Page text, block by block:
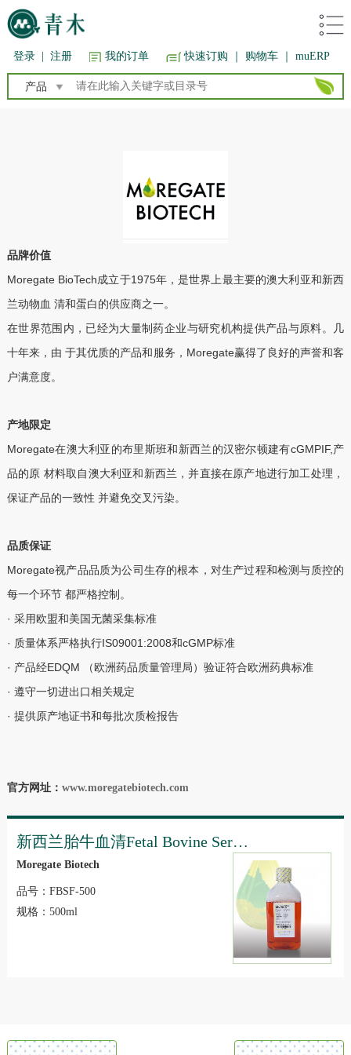
登录 注册 我的订单 快速订购 ｜ 购物车 ｜ muERP
产品
品牌价值
Moregate BioTech成立于1975年，是世界上最主要的澳大利亚和新西
兰动物血 清和蛋白的供应商之一。
在世界范围内，已经为大量制药企业与研究机构提供产品与原料。几
十年来，由 于其优质的产品和服务，Moregate赢得了良好的声誉和客
户满意度。
产地限定
Moregate在澳大利亚的布里斯班和新西兰的汉密尔顿建有cGMPIF,产
品的原 材料取自澳大利亚和新西兰，并直接在原产地进行加工处理，
保证产品的一致性 并避免交叉污染。
品质保证
Moregate视产品品质为公司生存的根本，对生产过程和检测与质控的
每一个环节 都严格控制。
· 采用欧盟和美国无菌采集标准
· 质量体系严格执行IS09001:2008和cGMP标准
· 产品经EDQM （欧洲药品质量管理局）验证符合欧洲药典标准
· 遵守一切进出口相关规定
· 提供原产地证书和每批次质检报告
官方网址： www.moregatebiotech.com
新西兰胎牛血清Fetal Bovine Serum - Sterile Filtered
Moregate Biotech
品号：FBSF-500
规格：500ml